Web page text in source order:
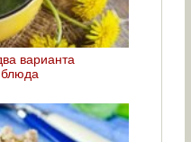
варианта
блюда